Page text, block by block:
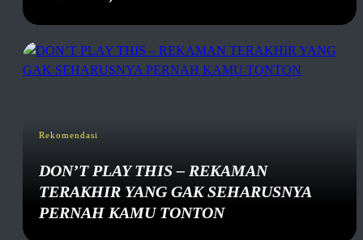
Rekomendasi
DON’T PLAY THIS – REKAMAN
TERAKHIR YANG GAK SEHARUSNYA
PERNAH KAMU TONTON